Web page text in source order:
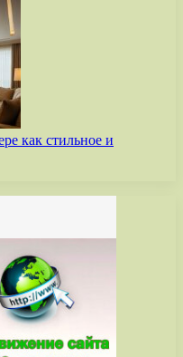
как стильное и